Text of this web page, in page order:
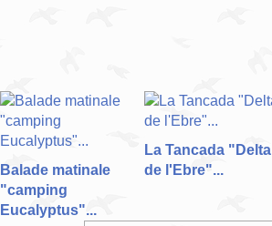
Balade matinale
"camping
Eucalyptus"...
La Tancada "Delta
de l'Ebre"...